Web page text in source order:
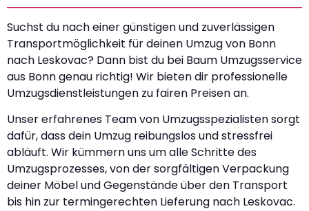
Suchst du nach einer günstigen und zuverlässigen
Transportmöglichkeit für deinen Umzug von Bonn
nach Leskovac? Dann bist du bei Baum Umzugsservice
aus Bonn genau richtig! Wir bieten dir professionelle
Umzugsdienstleistungen zu fairen Preisen an.
Unser erfahrenes Team von Umzugsspezialisten sorgt
dafür, dass dein Umzug reibungslos und stressfrei
abläuft. Wir kümmern uns um alle Schritte des
Umzugsprozesses, von der sorgfältigen Verpackung
deiner Möbel und Gegenstände über den Transport
bis hin zur termingerechten Lieferung nach Leskovac.